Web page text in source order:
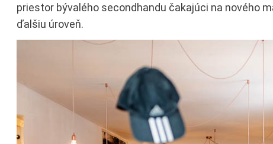
priestor bývalého secondhandu čakajúci na nového
ďalšiu úroveň.